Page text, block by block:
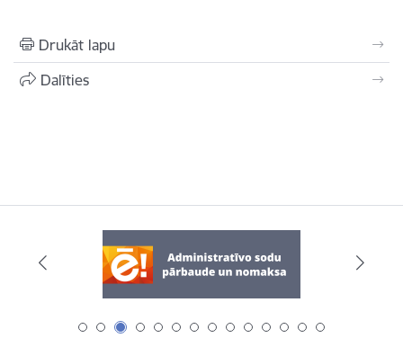
Drukāt lapu
Dalīties